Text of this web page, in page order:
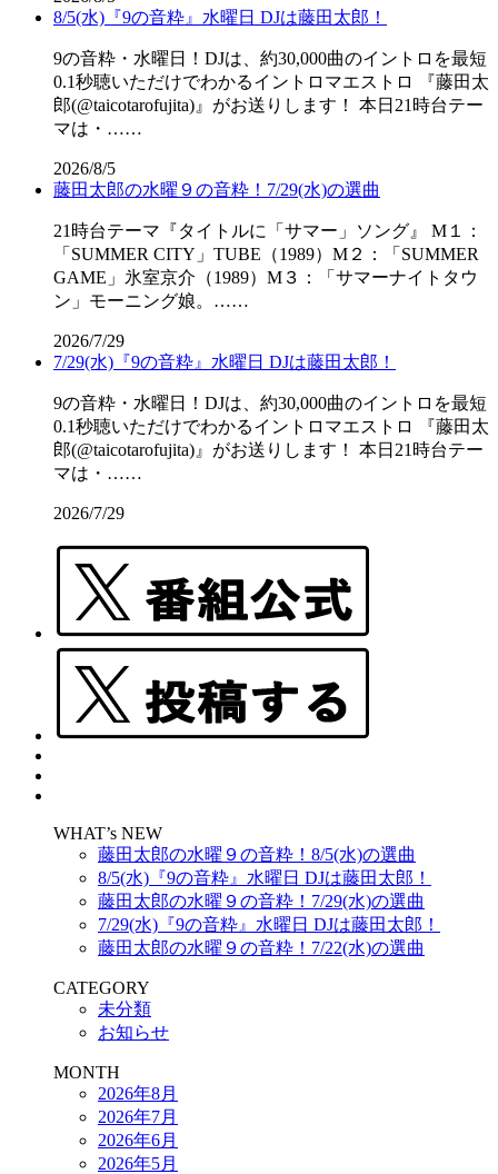
8/5(水)『9の音粋』水曜日 DJは藤田太郎！
9の音粋・水曜日！DJは、約30,000曲のイントロを最短
0.1秒聴いただけでわかるイントロマエストロ 『藤田太
郎(@taicotarofujita)』がお送りします！ 本日21時台テー
マは・……
2026/8/5
藤田太郎の水曜９の音粋！7/29(水)の選曲
21時台テーマ『タイトルに「サマー」ソング』 M１：
「SUMMER CITY」TUBE（1989）M２：「SUMMER
GAME」氷室京介（1989）M３：「サマーナイトタウ
ン」モーニング娘。……
2026/7/29
7/29(水)『9の音粋』水曜日 DJは藤田太郎！
9の音粋・水曜日！DJは、約30,000曲のイントロを最短
0.1秒聴いただけでわかるイントロマエストロ 『藤田太
郎(@taicotarofujita)』がお送りします！ 本日21時台テー
マは・……
2026/7/29
WHAT’s NEW
藤田太郎の水曜９の音粋！8/5(水)の選曲
8/5(水)『9の音粋』水曜日 DJは藤田太郎！
藤田太郎の水曜９の音粋！7/29(水)の選曲
7/29(水)『9の音粋』水曜日 DJは藤田太郎！
藤田太郎の水曜９の音粋！7/22(水)の選曲
CATEGORY
未分類
お知らせ
MONTH
2026年8月
2026年7月
2026年6月
2026年5月